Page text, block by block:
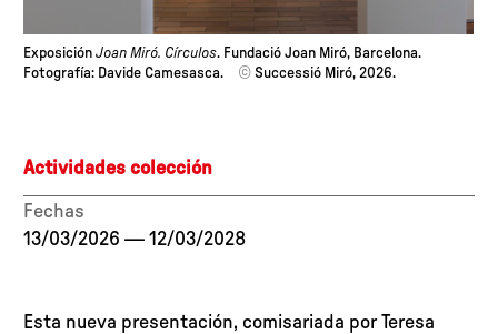
ExposiciónJoan Miró. Círculos. Fundació Joan Miró, Barcelona.
Fotografía: Davide Camesasca.
© Successió Miró, 2026.
Actividades colección
Fechas
13/03/2026 —12/03/2028
Esta nueva presentación, comisariada por Teresa